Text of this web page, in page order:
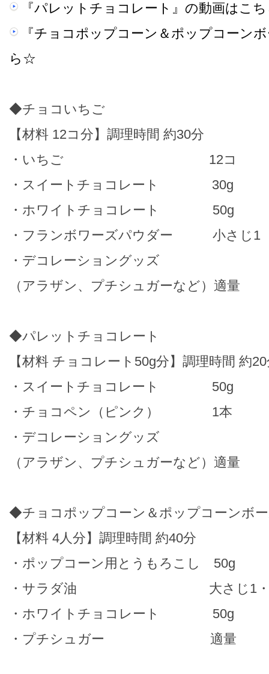
『パレットチョコレート』の動画はこ
『チョコポップコーン＆ポップコーン
ら☆
◆チョコいちご
【材料 12コ分】調理時間 約30分
・いちご 12コ
・スイートチョコレート 30g
・ホワイトチョコレート 50g
・フランボワーズパウダー 小さじ1
・デコレーショングッズ
（アラザン、プチシュガーなど）適量
◆パレットチョコレート
【材料 チョコレート50g分】調理時間 約
・スイートチョコレート 50g
・チョコペン（ピンク） 1本
・デコレーショングッズ
（アラザン、プチシュガーなど）適量
◆チョコポップコーン＆ポップコーンボ
【材料 4人分】調理時間 約40分
・ポップコーン用とうもろこし 50g
・サラダ油 大さじ1・
・ホワイトチョコレート 50g
・プチシュガー 適量